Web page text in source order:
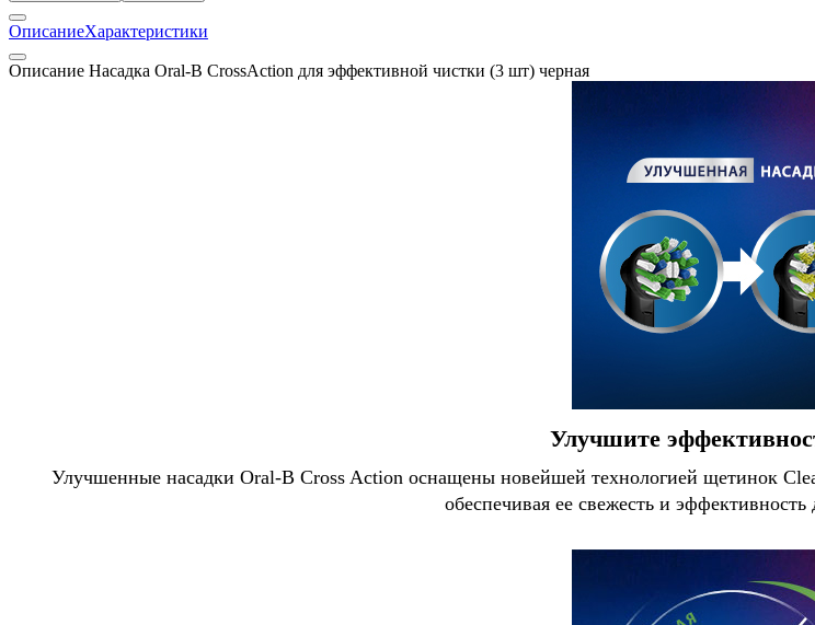
ОписаниеХарактеристики
Описание Насадка Oral-B CrossAction для эффективной чистки (3 шт) черная
Улучшите
Улучшенные насадки Oral-B Сross Action оснащены новейшей технологией щетинок
обеспечивая ее свежесть и